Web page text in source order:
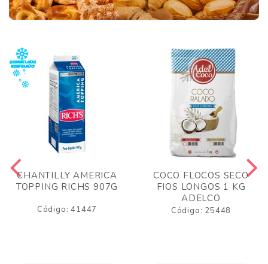
CHANTILLY AMERICA
TOPPING RICHS 907G
Código: 41447
COCO FLOCOS SECO
FIOS LONGOS 1 KG
ADELCO
Código: 25448